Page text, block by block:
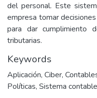
del personal. Este
empresa tomar
para dar cumplimiento
tributarias.
Keywords
Aplicación, Ciber,
Políticas, Sistema contable